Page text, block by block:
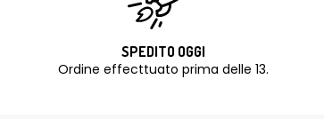
SPEDITO OGGI
Ordine effecttuato prima delle 13.